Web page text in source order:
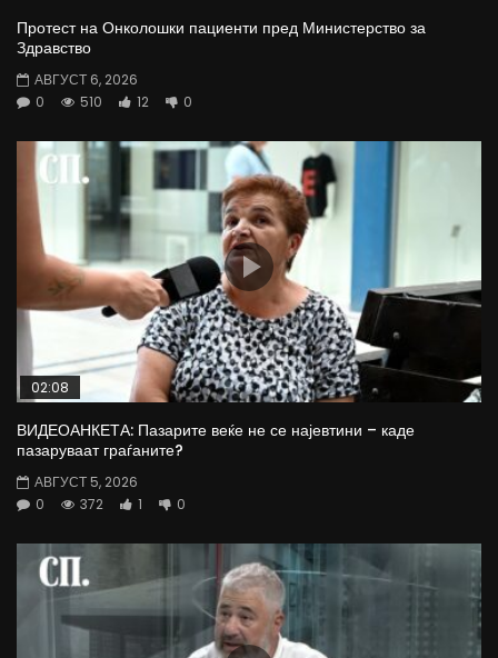
Протест на Онколошки пациенти пред Министерство за
Здравство
АВГУСТ 6, 2026
0
510 12 0
02:08
ВИДЕОАНКЕТА: Пазарите веќе не се најевтини – каде
пазаруваат граѓаните?
АВГУСТ 5, 2026
0
372 1 0